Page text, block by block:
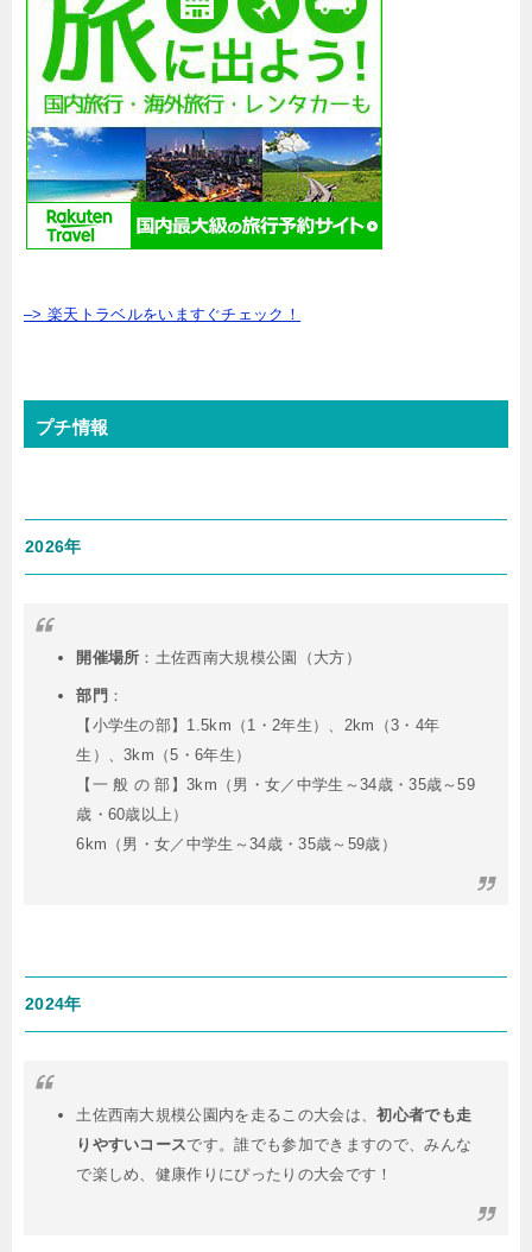
–> 楽天トラベルをいますぐチェック！
プチ情報
2026年
開催場所 ：土佐西南大規模公園（大方）
部門 ：
【小学生の部】1.5km（1・2年生）、2km（3・4年
生）、3km（5・6年生）
【一 般 の 部】3km（男・女／中学生～34歳・35歳～59
歳・60歳以上）
6km（男・女／中学生～34歳・35歳～59歳）
2024年
土佐西南大規模公園内を走るこの大会は、初心者でも走
りやすいコースです。誰でも参加できますので、みんな
で楽しめ、健康作りにぴったりの大会です！